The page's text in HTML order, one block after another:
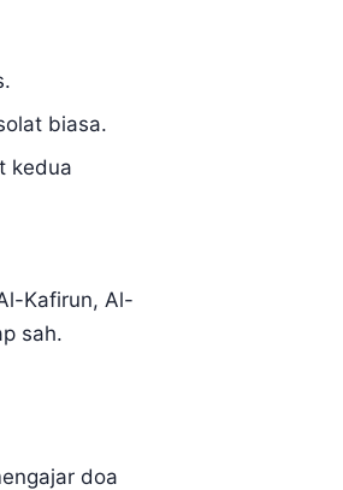
biasa.
kedua
Kafirun, Al-
sah.
doa